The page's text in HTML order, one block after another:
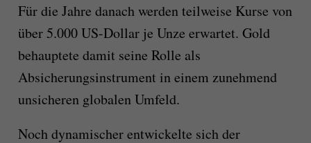
Für die Jahre danach werden teilweise Kurse von
über 5.000 US-Dollar je Unze erwartet. Gold
behauptete damit seine Rolle als
Absicherungsinstrument in einem zunehmend
unsicheren globalen Umfeld.
Noch dynamischer entwickelte sich der